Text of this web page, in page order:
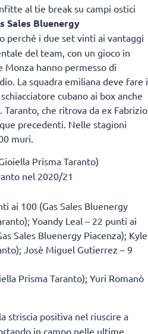
al tie break su campi ostici
Sales Bluenergy
perché i due set vinti ai vantaggi
del team, con un gioco in
Monza hanno permesso di
La squadra emiliana deve fare i
cubano ai box anche
che ritrova da ex Fabrizio
precedenti. Nelle stagioni
muri.
Prisma Taranto)
nel 2020/21
ai 100 (Gas Sales Bluenergy
Yoandy Leal – 22 punti ai
Sales Bluenergy Piacenza); Kyle
Josè Miguel Gutierrez – 9
Prisma Taranto); Yuri Romanò
striscia positiva nel riuscire a
in campo nelle ultime